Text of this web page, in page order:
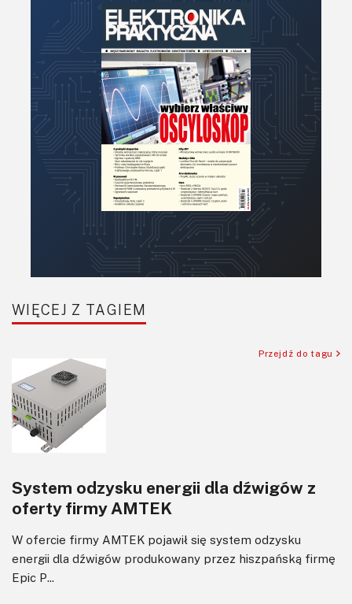
Optoelektronika
PCB/Montaż
Podstawy elektroniki
Podzespoły bierne
Półprzewodniki
Pomiary i testy
Projektowanie
Sensory
Software
Sterowanie
Transformatory
Tranzystory
Wzmacniacze
Zasilanie
WIĘCEJ Z TAGIEM
Przejdź do tagu
System odzysku energii dla dźwigów z
oferty firmy AMTEK
W ofercie firmy AMTEK pojawił się system odzysku
energii dla dźwigów produkowany przez hiszpańską firmę
Epic P...